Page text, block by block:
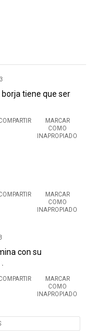
tiene que ser
MARCAR
COMO
INAPROPIADO
MARCAR
COMO
INAPROPIADO
con su
MARCAR
COMO
INAPROPIADO